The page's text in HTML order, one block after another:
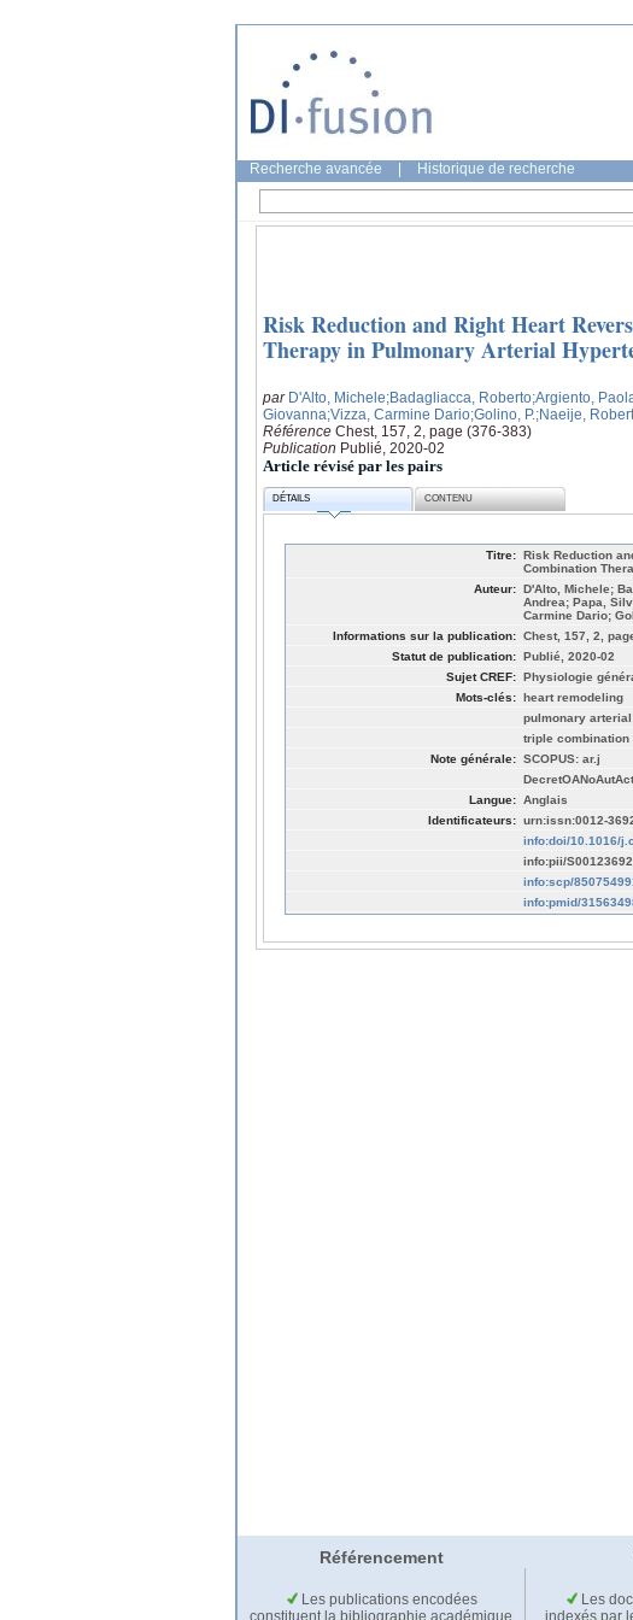
Recherche avancée Historique de recherche
Risk Reduction and Right Heart
Therapy in Pulmonary Arterial
par D'Alto, Michele;Badagliacca, Roberto;Argiento,
Giovanna;Vizza, Carmine Dario;Golino, P.;Naeije, Robert
Référence Chest, 157, 2, page (376-383)
Publication Publié, 2020-02
Article révisé par les pairs
DÉTAILS CONTENU
Titre: Risk Reduction
Combination
Auteur: D'Alto, Michele;
Andrea; Papa,
Carmine Dario;
Informations sur la publication: Chest, 157, 2,
Statut de publication: Publié, 2020-02
Sujet CREF: Physiologie
Mots-clés: heart remodeling
pulmonary
triple combination
Note générale: SCOPUS: ar.j
Langue: Anglais
Identificateurs: urn:issn:0012-
info:doi/10.1016/
info:pii/
info:scp/
info:pmid/
Référencement
Les publications encodées
Les